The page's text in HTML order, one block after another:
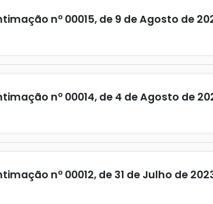
nº 00015, de 9 de Agosto de
nº 00014, de 4 de Agosto de
nº 00012, de 31 de Julho de